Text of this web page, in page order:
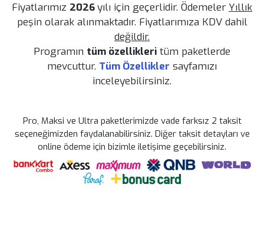
Akaryakıt
Gider Takibi
Harcirah
Takibi
Takibi
Komisyon
Sürücü Borç
Fiyatlarımız 2026yılı için geçerlidir. Ödemeler Yıllık
peşin olarak alınmaktadır. Fiyatlarımıza KDV dahil
değildir.
Programın tüm özellikleri tüm paketlerde
mevcuttur. Tüm Özellikler sayfamızı
inceleyebilirsiniz.
Pro, Maksi ve Ultra paketlerimizde vade farksız 2 taksit
seçeneğimizden faydalanabilirsiniz. Diğer taksit detayları ve
online ödeme için bizimle iletişime geçebilirsiniz.